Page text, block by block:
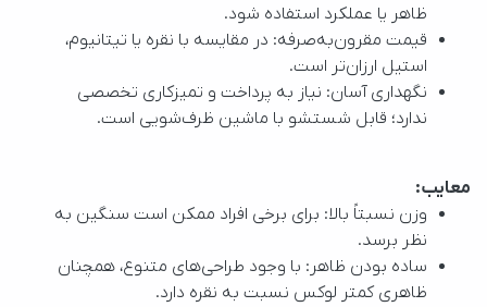
ظاهر یا عملکرد استفاده شود.
قیمت مقرون‌به‌صرفه: در مقایسه با نقره یا تیتانیوم،
استیل ارزان‌تر است.
نگهداری آسان: نیاز به پرداخت و تمیزکاری تخصصی
ندارد؛ قابل شستشو با ماشین ظرف‌شویی است.
معایب:
وزن نسبتاً بالا: برای برخی افراد ممکن است سنگین به
نظر برسد.
ساده بودن ظاهر: با وجود طراحی‌های متنوع، همچنان
ظاهری کمتر لوکس نسبت به نقره دارد.